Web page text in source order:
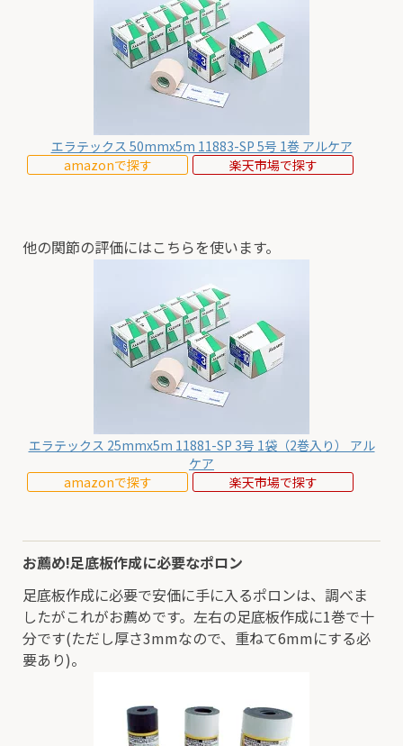
エラテックス 50mmx5m 11883-SP 5号 1巻 アルケア
amazonで探す
楽天市場で探す
他の関節の評価にはこちらを使います。
エラテックス 25mmx5m 11881-SP 3号 1袋（2巻入り） アル
ケア
amazonで探す
楽天市場で探す
お薦め!足底板作成に必要なポロン
足底板作成に必要で安価に手に入るポロンは、調べま
したがこれがお薦めです。左右の足底板作成に1巻で十
分です(ただし厚さ3mmなので、重ねて6mmにする必
要あり)。